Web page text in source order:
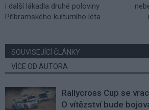
i další lákadla druhé poloviny
Příbramského kulturního léta
SOUVISEJÍCÍ ČLÁNKY
VÍCE OD AUTORA
Rallycross Cup se
O vítězství bude